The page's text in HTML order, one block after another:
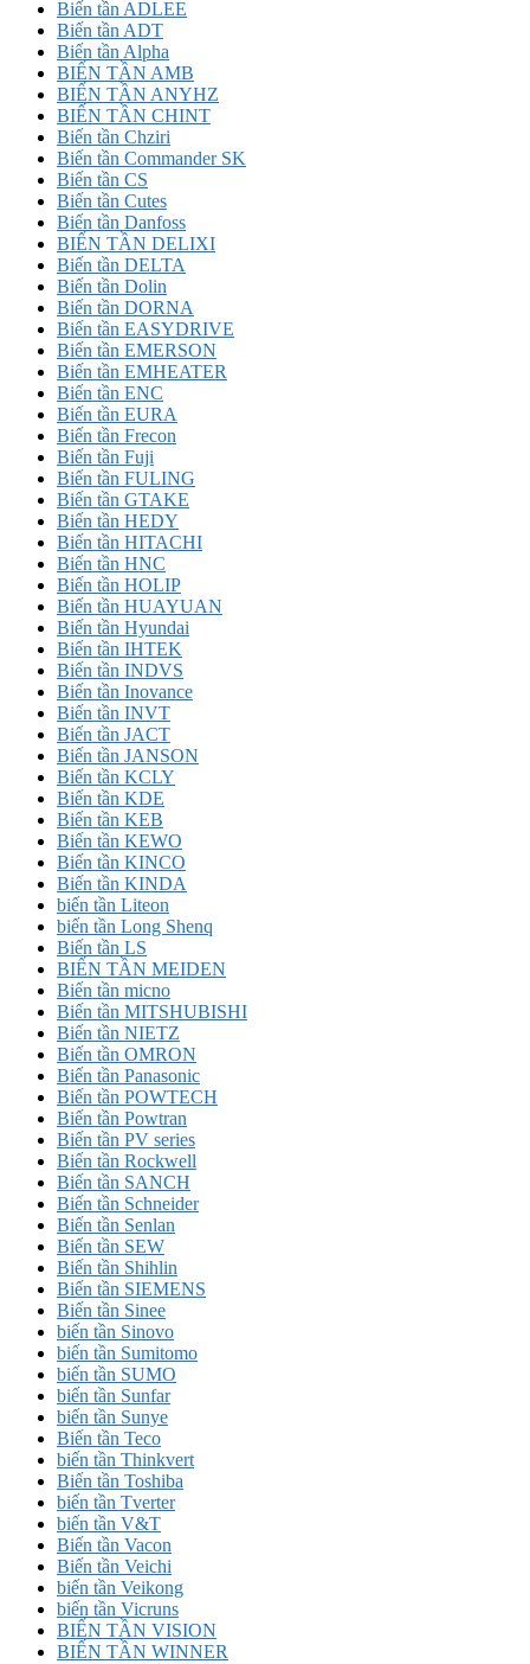
Biến tần ADLEE
Biến tần ADT
Biến tần Alpha
BIẾN TẦN AMB
BIẾN TẦN ANYHZ
BIẾN TẦN CHINT
Biến tần Chziri
Biến tần Commander SK
Biến tần CS
Biến tần Cutes
Biến tần Danfoss
BIẾN TẦN DELIXI
Biến tần DELTA
Biến tần Dolin
Biến tần DORNA
Biến tần EASYDRIVE
Biến tần EMERSON
Biến tần EMHEATER
Biến tần ENC
Biến tần EURA
Biến tần Frecon
Biến tần Fuji
Biến tần FULING
Biến tần GTAKE
Biến tần HEDY
Biến tần HITACHI
Biến tần HNC
Biến tần HOLIP
Biến tần HUAYUAN
Biến tần Hyundai
Biến tần IHTEK
Biến tần INDVS
Biến tần Inovance
Biến tần INVT
Biến tần JACT
Biến tần JANSON
Biến tần KCLY
Biến tần KDE
Biến tần KEB
Biến tần KEWO
Biến tần KINCO
Biến tần KINDA
biến tần Liteon
biến tần Long Shenq
Biến tần LS
BIẾN TẦN MEIDEN
Biến tần micno
Biến tần MITSHUBISHI
Biến tần NIETZ
Biến tần OMRON
Biến tần Panasonic
Biến tần POWTECH
Biến tần Powtran
Biến tần PV series
Biến tần Rockwell
Biến tần SANCH
Biến tần Schneider
Biến tần Senlan
Biến tần SEW
Biến tần Shihlin
Biến tần SIEMENS
Biến tần Sinee
biến tần Sinovo
biến tần Sumitomo
biến tần SUMO
biến tần Sunfar
biến tần Sunye
Biến tần Teco
biến tần Thinkvert
Biến tần Toshiba
biến tần Tverter
biến tần V&T
Biến tần Vacon
Biến tần Veichi
biến tần Veikong
biến tần Vicruns
BIẾN TẦN VISION
BIẾN TẦN WINNER